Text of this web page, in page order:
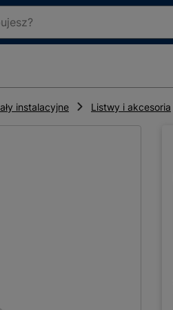
instalacyjne Listwy i akcesoria